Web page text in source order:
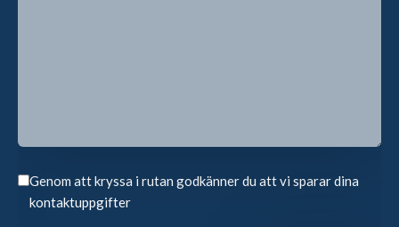
Genom att kryssa i rutan godkänner du att vi sparar dina
kontaktuppgifter